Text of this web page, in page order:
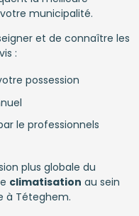
municipalité.
et de connaître les
:
possession
le professionnels
plus globale du
climatisation au sein
à Téteghem.